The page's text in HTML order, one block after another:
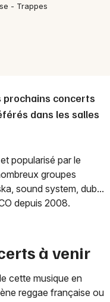
- Trappes
prochains concerts
dans les salles
popularisé par le
groupes
sound system, dub...
depuis 2008.
à venir
cette musique en
reggae française ou